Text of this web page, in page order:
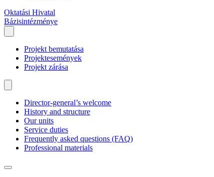
Oktatási Hivatal
Bázisintézménye
Projekt bemutatása
Projektesemények
Projekt zárása
Director-general’s welcome
History and structure
Our units
Service duties
Frequently asked questions (FAQ)
Professional materials